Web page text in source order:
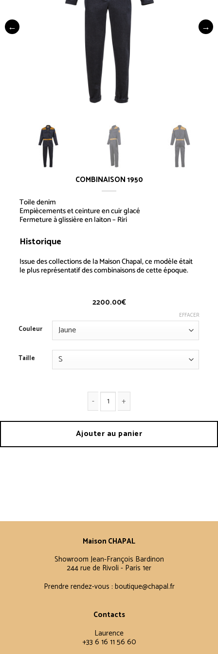
COMBINAISON 1950
Toile denim
Empiècements et ceinture en cuir glacé
Fermeture à glissière en laiton – Riri
Historique
Issue des collections de la MaisonChapal, ce modèle était
le plus représentatif des combinaisons de cette époque.
2200.00€
Couleur
Taille
EFFACER
Ajouter au panier
Maison CHAPAL
Showroom Jean-François Bardinon
244 rue de Rivoli - Paris 1er
Prendre rendez-vous : boutique@chapal.fr
Contacts
Laurence
+33 6 16 11 56 60